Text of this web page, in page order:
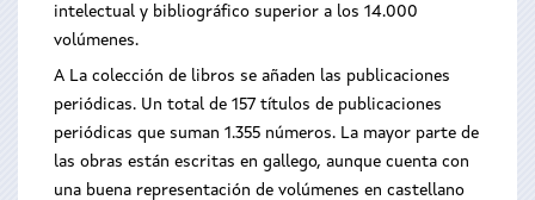
intelectual y bibliográfico superior a los 14.000
volúmenes.
A La colección de libros se añaden las publicaciones
periódicas. Un total de 157 títulos de publicaciones
periódicas que suman 1.355 números. La mayor parte de
las obras están escritas en gallego, aunque cuenta con
una buena representación de volúmenes en castellano